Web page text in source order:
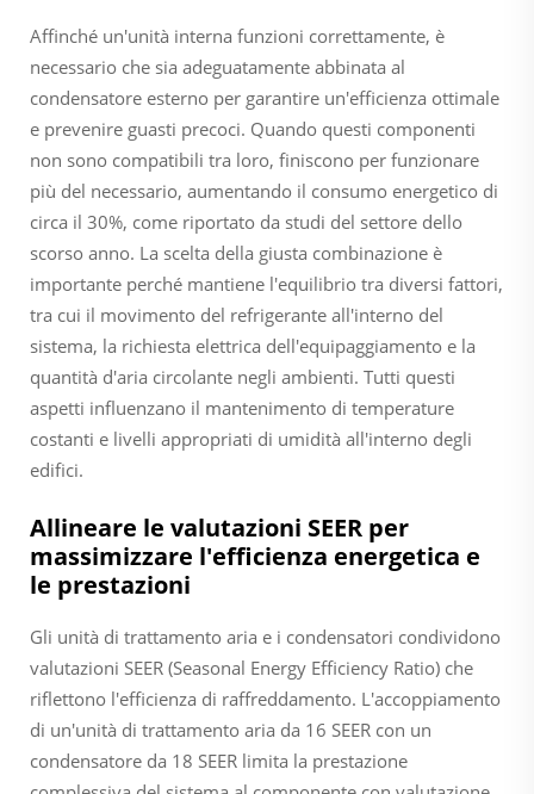
Affinché un'unità interna funzioni correttamente, è
necessario che sia adeguatamente abbinata al
condensatore esterno per garantire un'efficienza ottimale
e prevenire guasti precoci. Quando questi componenti
non sono compatibili tra loro, finiscono per funzionare
più del necessario, aumentando il consumo energetico di
circa il 30%, come riportato da studi del settore dello
scorso anno. La scelta della giusta combinazione è
importante perché mantiene l'equilibrio tra diversi fattori,
tra cui il movimento del refrigerante all'interno del
sistema, la richiesta elettrica dell'equipaggiamento e la
quantità d'aria circolante negli ambienti. Tutti questi
aspetti influenzano il mantenimento di temperature
costanti e livelli appropriati di umidità all'interno degli
edifici.
Allineare le valutazioni SEER per
massimizzare l'efficienza energetica e
le prestazioni
Gli unità di trattamento aria e i condensatori condividono
valutazioni SEER (Seasonal Energy Efficiency Ratio) che
riflettono l'efficienza di raffreddamento. L'accoppiamento
di un'unità di trattamento aria da 16 SEER con un
condensatore da 18 SEER limita la prestazione